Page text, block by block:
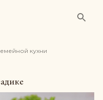
кухни